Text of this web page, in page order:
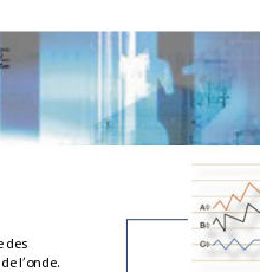
des
l’onde.